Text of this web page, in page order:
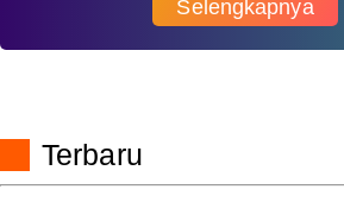
Selengkapnya
Terbaru